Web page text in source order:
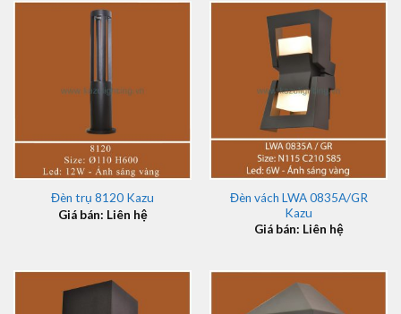
Đèn trụ 8120 Kazu
Giá bán: Liên hệ
Đèn vách LWA 0835A/GR
Kazu
Giá bán: Liên hệ